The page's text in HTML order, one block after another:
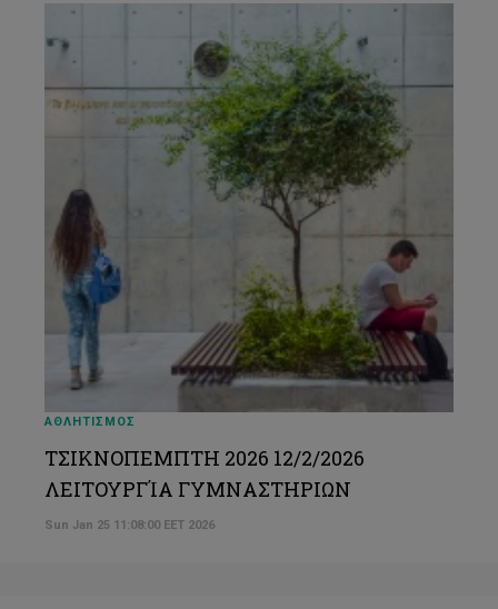
ΑΘΛΗΤΙΣΜΟΣ
ΤΣΙΚΝΟΠΕΜΠΤΗ 2026 12/2/2026
ΛΕΙΤΟΥΡΓΊΑ ΓΥΜΝΑΣΤΗΡΙΩΝ
Sun Jan 25 11:08:00 EET 2026